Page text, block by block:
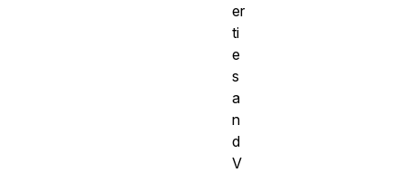
er
ti
e
s
a
n
d
V